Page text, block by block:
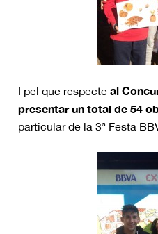
I pel que respecte al
presentar un total de 54
particular de la 3ª Festa